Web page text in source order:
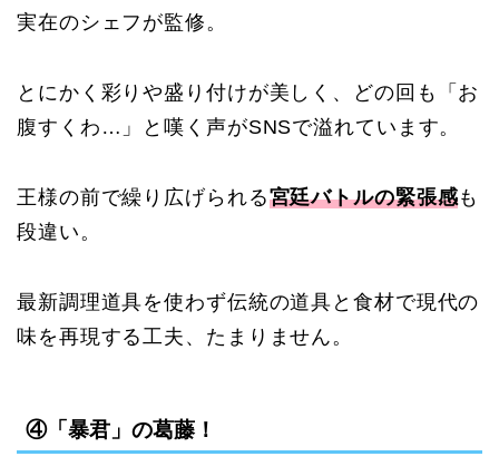
実在のシェフが監修。
とにかく彩りや盛り付けが美しく、どの回も「お
腹すくわ…」と嘆く声がSNSで溢れています。
王様の前で繰り広げられる宮廷バトルの緊張感も
段違い。
最新調理道具を使わず伝統の道具と食材で現代の
味を再現する工夫、たまりません。
④「暴君」の葛藤！